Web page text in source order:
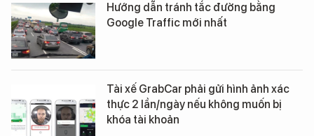
Hướng dẫn tránh tắc đường bằng
Google Traffic mới nhất
Tài xế GrabCar phải gửi hình ảnh xác
thực 2 lần/ngày nếu không muốn bị
khóa tài khoản